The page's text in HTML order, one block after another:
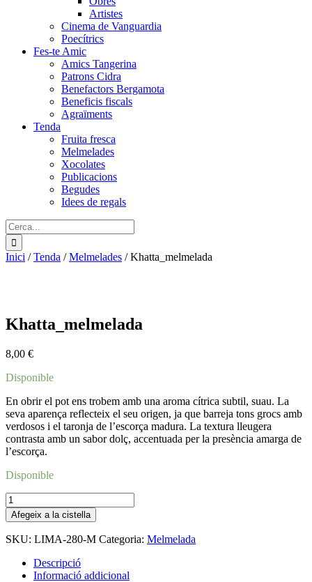
Artistes
Cinema de Vanguardia
Poecítrics
Fes-te Amic
Amics Tangerina
Patrons Cidra
Benefactors Bergamota
Beneficis fiscals
Agraïments
Tenda
Fruita fresca
Melmelades
Xocolates
Publicacions
Begudes
Idees de regals
Cerca:
Inici / Tenda / Melmelades / Khatta_melmelada
Khatta_melmelada
8,00 €
Disponible
En obrir el pot ens trobem amb una aroma cítrica subtil, suau. La
seva aparença reflecteix el seu origen, ja que barreja tons grocs amb
verdosos i el taronja de l’escorça madura. La textura lleugera
contrasta amb un sabor dolç, accentuada per la presència amarga de
l’escorça.
Disponible
quantitat
de
Khatta_melmelada
Afegeix a la cistella
SKU: LIMA-280-M Categoria: Melmelada
Descripció
Informació addicional